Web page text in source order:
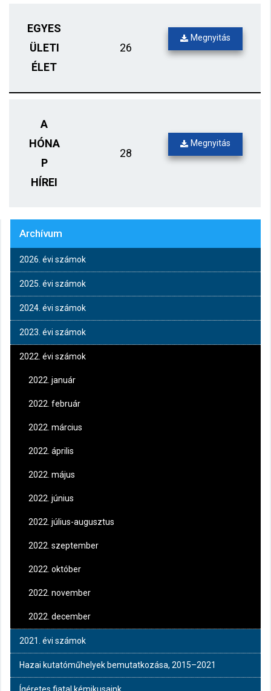
EGYES
ÜLETI
ÉLET
26
Megnyitás
A
HÓNA
P
HÍREI
28
Megnyitás
Archívum
2026. évi számok
2025. évi számok
2024. évi számok
2023. évi számok
2022. évi számok
2022. január
2022. február
2022. március
2022. április
2022. május
2022. június
2022. július-augusztus
2022. szeptember
2022. október
2022. november
2022. december
2021. évi számok
Hazai kutatóműhelyek bemutatkozása, 2015–2021